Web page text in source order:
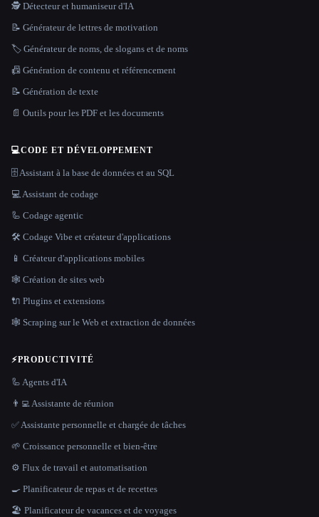
🕵️ Détecteur et humaniseur d'IA
📝 Générateur de lettres de motivation
🏷️ Générateur de noms, de slogans et de noms
📠 Génération de contenu et référencement
📝 Génération de texte
📄 Outils pour les PDF et les documents
💻CODE ET DÉVELOPPEMENT
🗄️ Assistant à la base de données et au SQL
💻 Assistant de codage
🦾 Codage agentic
🛠️ Codage Vibe et créateur d'applications
📱 Créateur d'applications mobiles
🕸 Création de sites web
🔌 Plugins et extensions
🕸️ Scraping sur le Web et extraction de données
⚡PRODUCTIVITÉ
🦾 Agents d'IA
👨‍💻 Assistante de réunion
✅ Assistante personnelle et chargée de tâches
🌱 Croissance personnelle et bien-être
⚙️ Flux de travail et automatisation
🍳 Planificateur de repas et de recettes
🏖 Planificateur de vacances et de voyages